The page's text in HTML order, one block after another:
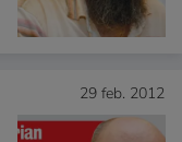
29 feb. 2012